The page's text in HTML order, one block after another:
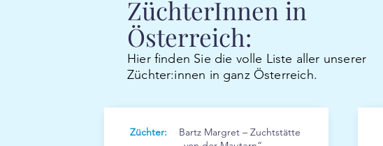
ZüchterInnen in
Österreich:
Hier finden Sie die volle Liste aller unserer
Züchter:innen in ganz Österreich.
Züchter:
Bartz Margret – Zuchtstätte